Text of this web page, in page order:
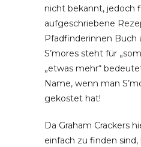
nicht bekannt, jedoch
aufgeschriebene
Pfadfinderinnen Buch
S’mores steht für
„etwas mehr“
Name, wenn man
gekostet hat!
Da Graham Crackers
einfach zu finden sind,